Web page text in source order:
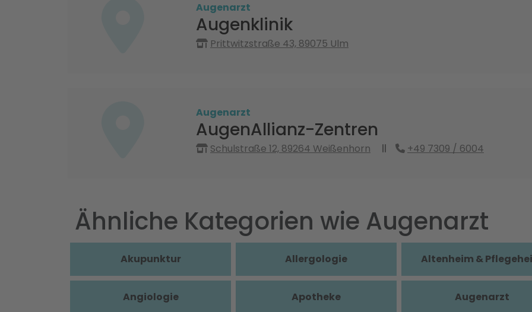
Augenarzt
Augenklinik
Prittwitzstraße 43, 89075 Ulm
Augenarzt
AugenAllianz-Zentren
Schulstraße 12, 89264 Weißenhorn +49 7309 / 6004
Ähnliche Kategorien wie Augenarzt
Akupunktur Allergologie Altenheim &
Angiologie Apotheke Augenarzt